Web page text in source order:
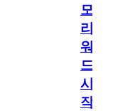
모
리
워
드
시
작